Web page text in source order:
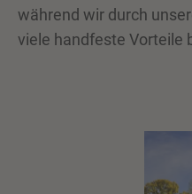
während wir durch
viele handfeste Vorteile